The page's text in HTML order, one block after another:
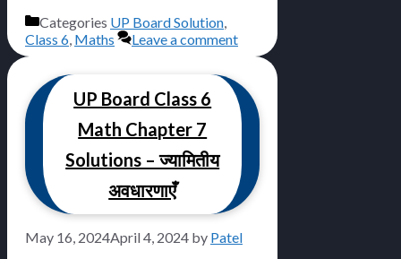
Categories UP Board Solution
Class 6 Maths Leave a comment
UP Board Class 6
Math Chapter 7
Solutions – ज्यामितीय
अवधारणाएँ
May 16, 2024April 4, 2024 by Patel